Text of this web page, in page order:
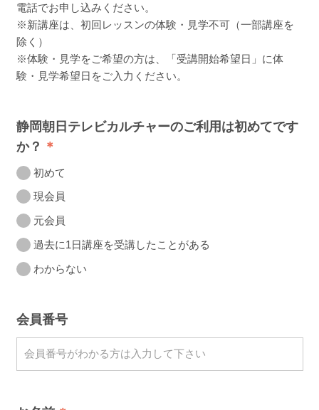
電話でお申し込みください。
※新講座は、初回レッスンの体験・見学不可（一部講座を
除く）
※体験・見学をご希望の方は、「受講開始希望日」に体
験・見学希望日をご入力ください。
静岡朝日テレビカルチャーのご利用は初めてです
か？
初めて
現会員
元会員
過去に1日講座を受講したことがある
わからない
会員番号